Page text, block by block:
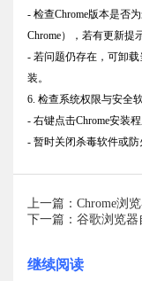
- 检查Chrome版本是否
Chrome），若有更新提
- 若问题仍存在，可卸
装。
6. 检查系统权限与安全
- 右键点击Chrome安装
- 暂时关闭杀毒软件或防
上一篇：Chrome浏
下一篇：谷歌浏览器
继续阅读